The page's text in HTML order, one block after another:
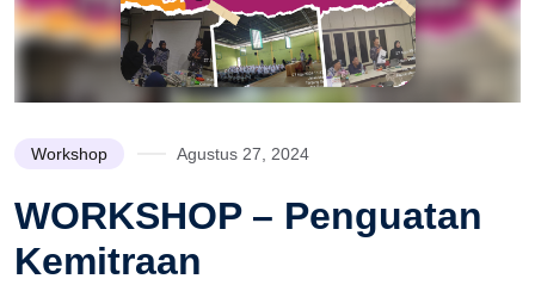
Workshop Agustus 27, 2024
WORKSHOP – Penguatan
Kemitraan